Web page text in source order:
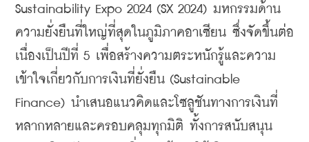
Sustainability Expo 2024 (SX 2024) มหกรรมด้าน
ความยั่งยืนที่ใหญ่ที่สุดในภูมิภาคอาเซียน ซึ่งจัดขึ้นต่อ
เนื่องเป็นปีที่ 5 เพื่อสร้างความตระหนักรู้และความ
เข้าใจเกี่ยวกับการเงินที่ยั่งยืน (Sustainable
Finance) นำเสนอแนวคิดและโซลูชันทางการเงินที่
หลากหลายและครอบคลุมทุกมิติ ทั้งการสนับสนุน